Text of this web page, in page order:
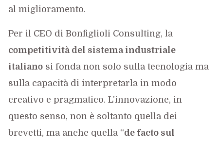
al miglioramento.
Per il CEO di Bonfiglioli Consulting, la
competitività del sistema industriale
italiano si fonda non solo sulla tecnologia ma
sulla capacità di interpretarla in modo
creativo e pragmatico. L’innovazione, in
questo senso, non è soltanto quella dei
brevetti, ma anche quella “de facto sul